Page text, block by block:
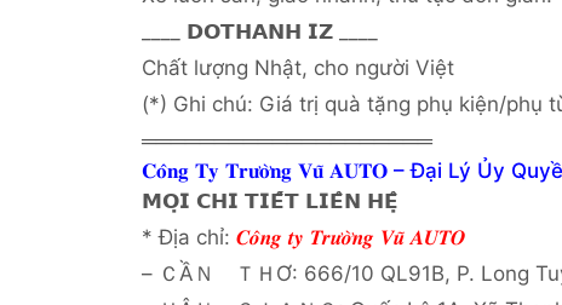
____ 𝗗𝗢𝗧𝗛𝗔𝗡𝗛 𝗜𝗭 ____
Chất lượng Nhật, cho người Việt
(*) Ghi chú: Giá trị quà tặng phụ kiện/phụ
════════════════════
𝐂𝐨̂𝐧𝐠 𝐓𝐲 𝐓𝐫𝐮̛𝐨̛̀𝐧𝐠 𝐕𝐮̃ 𝐀𝐔𝐓𝐎 – Đại Lý Ủy
𝗠𝗢̣𝗜 𝗖𝗛𝗜 𝗧𝗜𝗘̂́𝗧 𝗟𝗜𝗘̂𝗡 𝗛𝗘̣̂
* Địa chỉ: 𝑪𝒐̂𝒏𝒈 𝒕𝒚 𝑻𝒓𝒖̛𝒐̛̀𝒏𝒈 𝑽𝒖̃ 𝑨𝑼𝑻𝑶
– ＣẦＮ ＴＨƠ: 666/10 QL91B, P. Long